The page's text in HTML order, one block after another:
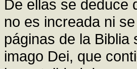
De ellas se deduce
no es increada ni
páginas de la
imago Dei, que